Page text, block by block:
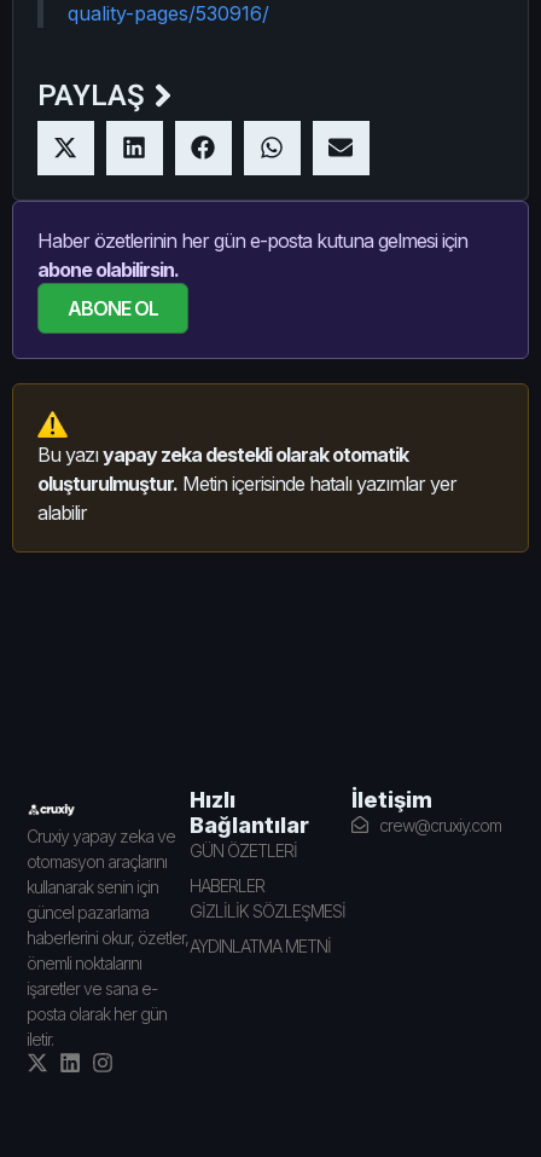
quality-pages/530916/
PAYLAŞ
Haber özetlerinin her gün e-posta kutuna gelmesi için
abone olabilirsin.
ABONE OL
Bu yazıyapay zeka destekli olarak otomatik
oluşturulmuştur. Metin içerisinde hatalı yazımlar yer
alabilir
Cruxiy yapay zeka ve
otomasyon araçlarını
kullanarak senin için
güncel pazarlama
haberlerini okur, özetler,
önemli noktalarını
işaretler ve sana e-
posta olarak her gün
iletir.
Hızlı
Bağlantılar
GÜN ÖZETLERİ
HABERLER
GİZLİLİK SÖZLEŞMESİ
AYDINLATMA METNİ
İletişim
crew@cruxiy.com